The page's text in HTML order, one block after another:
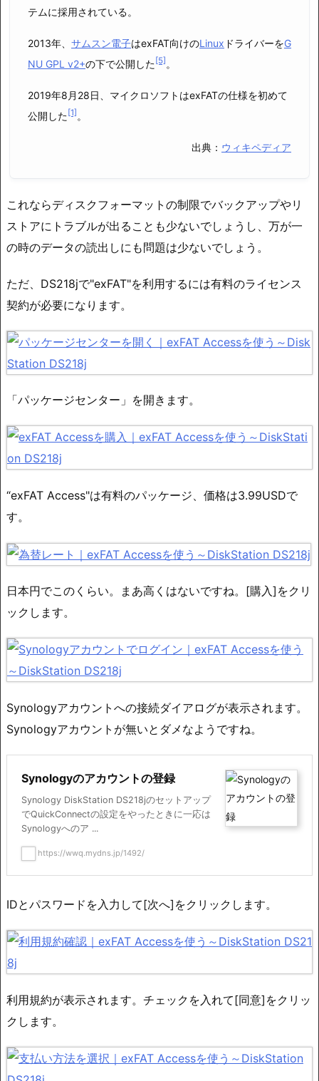
テムに採用されている。
2013年、 サムスン電子はexFAT向けのLinux ドライバーをG
NU GPL v2+の下で公開した [5] 。
2019年8月28日、マイクロソフトはexFATの仕様を初めて
公開した[1] 。
出典： ウィキペディア
これならディスクフォーマットの制限でバックアップやリ
ストアにトラブルが出ることも少ないでしょうし、万が一
の時のデータの読出しにも問題は少ないでしょう。
ただ、DS218jで"exFAT"を利用するには有料のライセンス
契約が必要になります。
「パッケージセンター」を開きます。
“exFAT Access"は有料のパッケージ、価格は3.99USDで
す。
日本円でこのくらい。まあ高くはないですね。[購入]をクリ
ックします。
Synologyアカウントへの接続ダイアログが表示されます。
Synologyアカウントが無いとダメなようですね。
Synologyのアカウントの登録
Synology DiskStation DS218jのセットアップ
でQuickConnectの設定をやったときに一応は
Synologyへのア ...
https://wwq.mydns.jp/1492/
IDとパスワードを入力して[次へ]をクリックします。
利用規約が表示されます。チェックを入れて[同意]をクリッ
クします。